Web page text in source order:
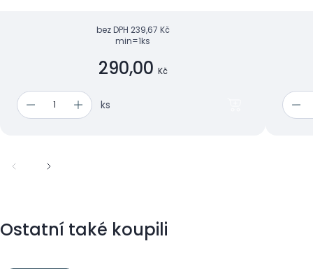
bez DPH 239,67 Kč
min=1ks
290,00 Kč
ks
Ostatní také koupili